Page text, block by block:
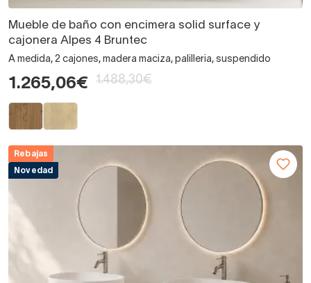
Mueble de baño con encimera solid surface y
cajonera Alpes 4 Bruntec
A medida, 2 cajones, madera maciza, palilleria, suspendido
1.265,06€ 1.488,30€
Rebajas
Novedad